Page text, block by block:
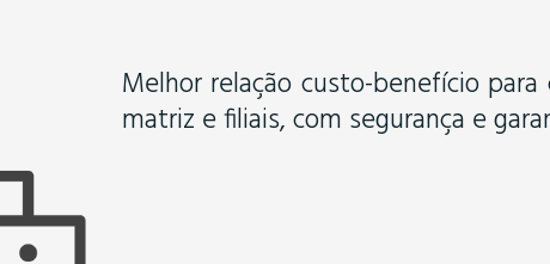
Melhor relação custo-benefício
matriz e filiais, com segurança e